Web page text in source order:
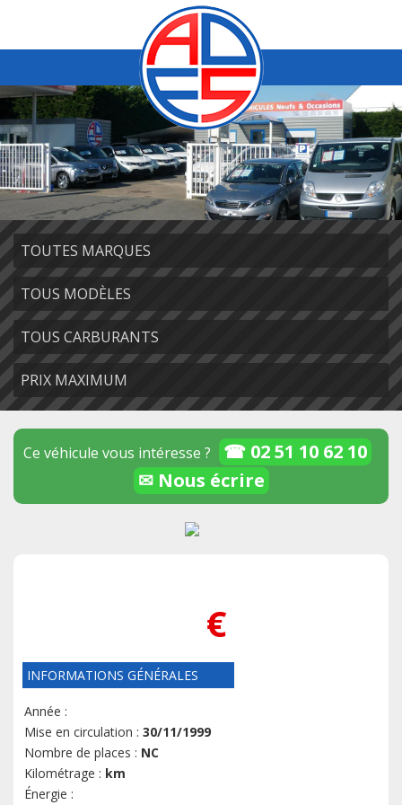
Ce véhicule vous intéresse ?
☎ 02 51 10 62 10
✉ Nous écrire
€
INFORMATIONS GÉNÉRALES
Année :
Mise en circulation : 30/11/1999
Nombre de places : NC
Kilométrage : km
Énergie :